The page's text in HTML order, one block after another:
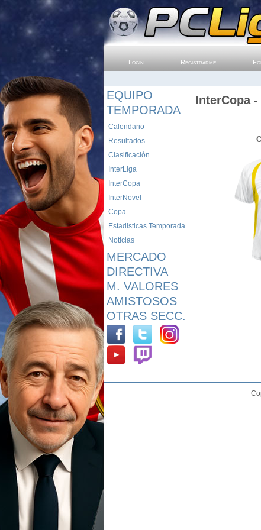
Login Registrarme
EQUIPO
TEMPORADA
Calendario
Resultados
Clasificación
InterLiga
InterCopa
InterNovel
Copa
Estadisticas Temporada
Noticias
MERCADO
DIRECTIVA
M. VALORES
AMISTOSOS
OTRAS SECC.
InterCopa -